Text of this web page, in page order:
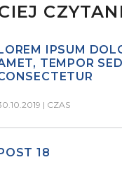
IPSUM
TEMPOR SED
| CZAS
18